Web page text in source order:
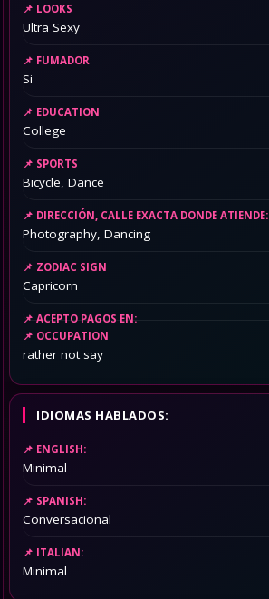
LOOKS
Ultra Sexy
FUMADOR
Si
EDUCATION
College
SPORTS
Bicycle, Dance
DIRECCIÓN, CALLE EXACTA DONDE ATIENDE:
Photography, Dancing
ZODIAC SIGN
Capricorn
ACEPTO PAGOS EN:
OCCUPATION
rather not say
IDIOMAS HABLADOS:
ENGLISH:
Minimal
SPANISH:
Conversacional
ITALIAN:
Minimal